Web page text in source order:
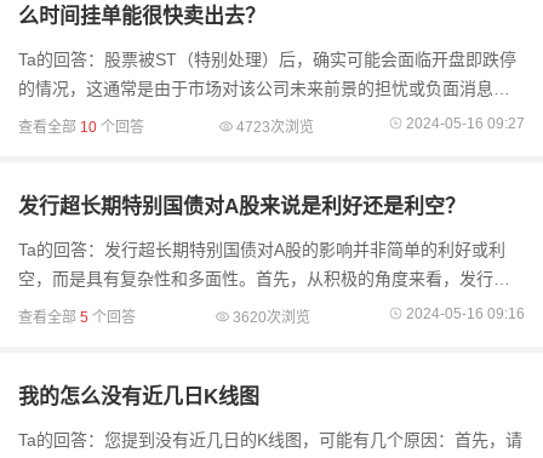
么时间挂单能很快卖出去？
Ta的回答：股票被ST（特别处理）后，确实可能会面临开盘即跌停
的情况，这通常是由于市场对该公司未来前景的担忧或负面消息导
致的。在跌停板上卖出股票，需要一些技巧和策略。首先，关于挂
查看全部 10 个回答 4723次浏览 2024-05-16 09:27
发行超长期特别国债对A股来说是利好还是利空？
Ta的回答：发行超长期特别国债对A股的影响并非简单的利好或利
空，而是具有复杂性和多面性。首先，从积极的角度来看，发行超
长期特别国债可以刺激经济增长，巩固当前经济回升向好的态势。
查看全部 5 个回答 3620次浏览 2024-05-16 09:16
我的怎么没有近几日K线图
Ta的回答：您提到没有近几日的K线图，可能有几个原因：首先，请